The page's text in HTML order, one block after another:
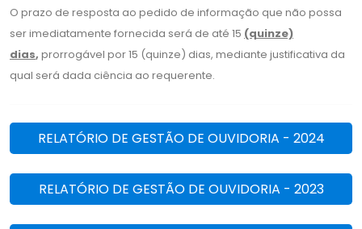
O prazo de resposta ao pedido de informação que não possa
ser imediatamente fornecida será de até 15 (quinze)
dias, prorrogável por 15 (quinze) dias, mediante justificativa da
qual será dada ciência ao requerente.
RELATÓRIO DE GESTÃO DE OUVIDORIA - 2024
RELATÓRIO DE GESTÃO DE OUVIDORIA - 2023